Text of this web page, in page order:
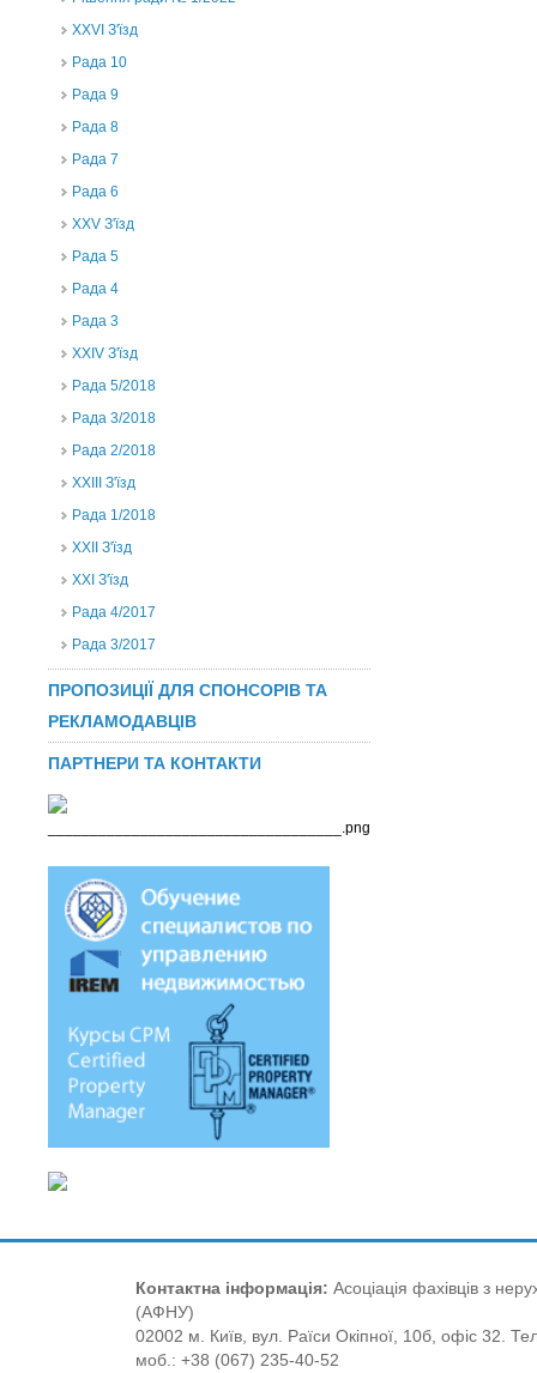
XXVI З'їзд
Рада 10
Рада 9
Рада 8
Рада 7
Рада 6
XXV З'їзд
Рада 5
Рада 4
Рада 3
ХХIV З'їзд
Рада 5/2018
Рада 3/2018
Рада 2/2018
XXIII З'їзд
Рада 1/2018
ХХІІ З'їзд
XXI З'їзд
Рада 4/2017
Рада 3/2017
ПРОПОЗИЦІЇ ДЛЯ СПОНСОРІВ ТА
РЕКЛАМОДАВЦІВ
ПАРТНЕРИ ТА КОНТАКТИ
Контактна інформація: Асоціація фахівців з
(АФНУ)
02002 м. Київ, вул. Раїси Окіпної, 10б, офіс 32.
моб.: +38 (067) 235-40-52